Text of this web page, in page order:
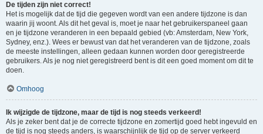
De tijden zijn niet correct!
Het is mogelijk dat de tijd die gegeven wordt van een andere tijdzone is dan
waarin jij woont. Als dit het geval is, moet je naar het gebruikerspaneel gaan
en je tijdzone veranderen in een bepaald gebied (vb: Amsterdam, New York,
Sydney, enz.). Wees er bewust van dat het veranderen van de tijdzone, zoals
de meeste instellingen, alleen gedaan kunnen worden door geregistreerde
gebruikers. Als je nog niet geregistreerd bent is dit een goed moment om dit te
doen.
Omhoog
Ik wijzigde de tijdzone, maar de tijd is nog steeds verkeerd!
Als je zeker bent dat je de correcte tijdzone en zomertijd goed hebt ingevuld en
de tijd is nog steeds anders, is waarschijnlijk de tijd op de server verkeerd